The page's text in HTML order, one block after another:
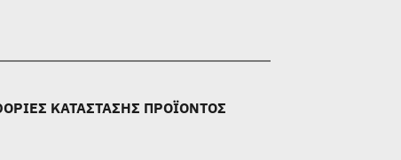
ΚΑΤΑΣΤΑΣΗΣ ΠΡΟΪΟΝΤΟΣ